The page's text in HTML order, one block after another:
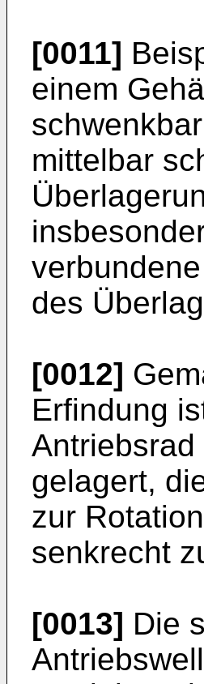
[0011]
einem
mittelbar
des
[0012]
Erfindung
gelagert,
zur
senkrecht
[0013] Die